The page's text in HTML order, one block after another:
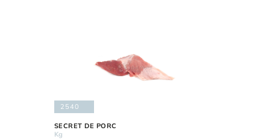
2540
SECRET DE PORC
Kg